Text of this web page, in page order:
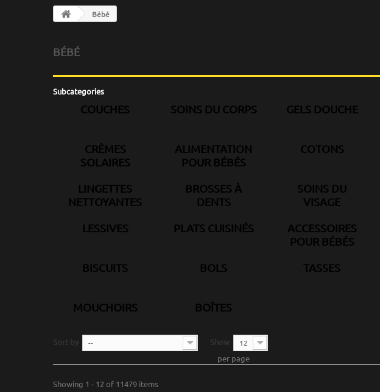
Bébé
BÉBÉ
Subcategories
COUCHES SOINS DU CORPS GELS DOUCHE
CRÈMES
SOLAIRES
ALIMENTATION
POUR BÉBÉS
COTONS
LINGETTES
NETTOYANTES
BROSSES À
DENTS
SOINS DU
VISAGE
LESSIVES PLATS CUISINÉS
ACCESSOIRES
POUR BÉBÉS
BISCUITS BOLS TASSES
MOUCHOIRS BOÎTES
Sort by -- Show 12
per page
Showing 1 - 12 of 11479 items